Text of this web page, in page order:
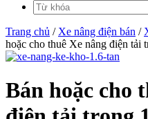
Trang chủ / Xe nâng điện bán /
hoặc cho thuê Xe nâng điện tải
Bán hoặc cho